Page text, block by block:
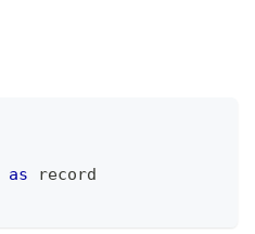
as
record